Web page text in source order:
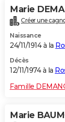
Marie
Créer une
Naissance
24/11/1914 à la
Décès
12/11/1974 à la
Famille
Marie